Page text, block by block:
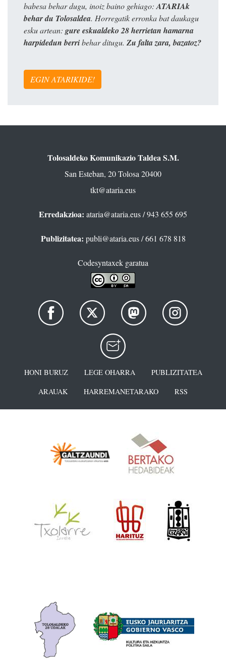
babesa behar dugu, inoiz baino gehiago:ATARIAk
behar du Tolosaldea. Horregatik erronka bat daukagu
esku artean: gure eskualdeko 28 herrietan hamarna
harpidedun berribehar ditugu. Zu falta zara, bazatoz?
EGIN ATARIKIDE!
Tolosaldeko Komunikazio Taldea S.M.
San Esteban, 20 Tolosa 20400
tkt@ataria.eus
Erredakzioa: ataria@ataria.eus/ 943 655 695
Publizitatea: publi@ataria.eus/ 661 678 818
Codesyntaxek garatua
HONI BURUZ LEGE OHARRA
PUBLIZITATEA
ARAUAK
HARREMANETARAKO RSS